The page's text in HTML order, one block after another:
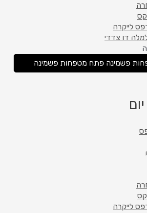
לייקרה
דו צדדי
פשמינה פתח מטפחות פשמינה
לייקרה